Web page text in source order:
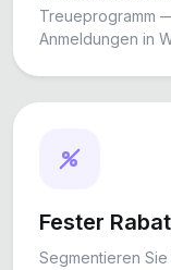
Treueprogramm
Anmeldungen in
Fester
Segmentieren